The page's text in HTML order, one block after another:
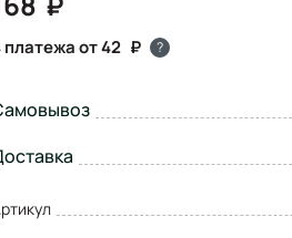
платежа от 42 ?